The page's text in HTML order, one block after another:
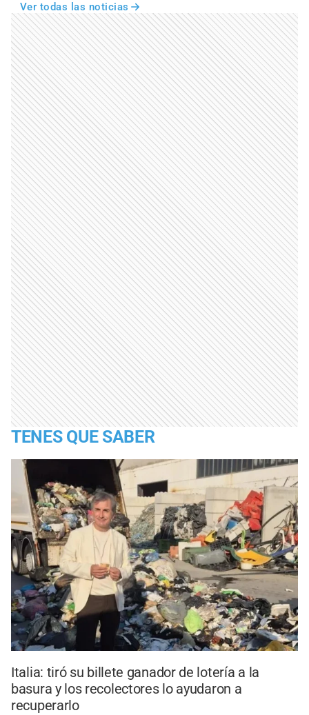
Ver todas las noticias
TENES QUE SABER
Italia: tiró su billete ganador de lotería a la
basura y los recolectores lo ayudaron a
recuperarlo